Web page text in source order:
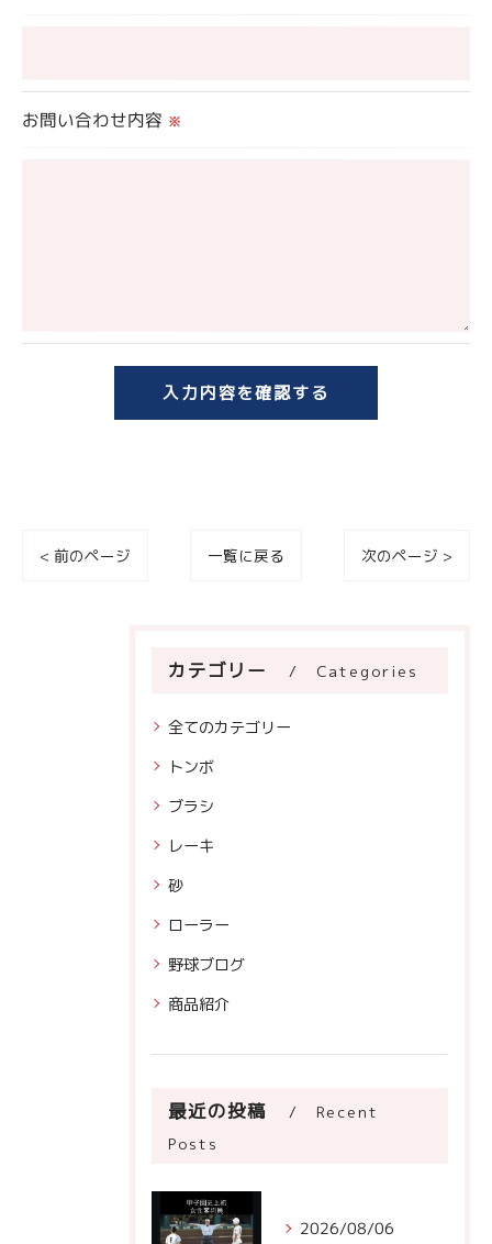
当社では、お客様の個人情報の開示･訂正･削除・利
きにつきましては、お電話でお問合せ下さい。
お問い合わせ内容 ※
< 前のページ 一覧に戻る 次のページ >
カテゴリー Categories
全てのカテゴリー
トンボ
ブラシ
レーキ
砂
ローラー
野球ブログ
商品紹介
最近の投稿
Recent
Posts
2026/08/06